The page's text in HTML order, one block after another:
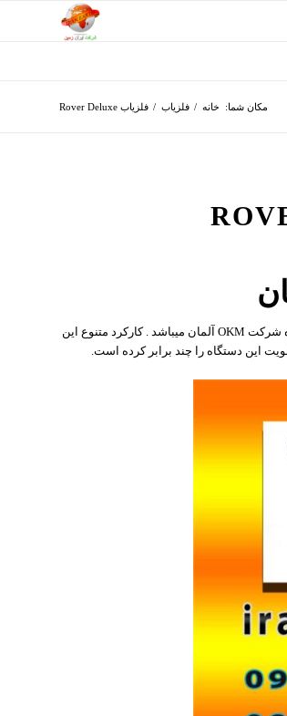
مکان شما: خانه / فلزیاب / فلزیاب Rover Deluxe
فلزیاب Rover Deluxe با تکنولوژی جدید مغناطیسی یکی دیگر از فلزیاب ھای فوق العاده شرکت OKM آلمان میباشد . کارکرد متنوع این
این دستگاه را چند برابر کرده است.